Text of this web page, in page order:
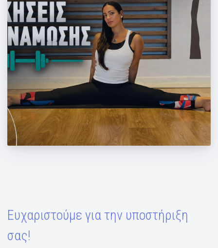
Απαγωγοί: Ασκήσεις για Εντυπωσιακά
Πόδια και Σμιλεμένους Γλουτούς
Ευχαριστούμε για την υποστήριξη
σας!